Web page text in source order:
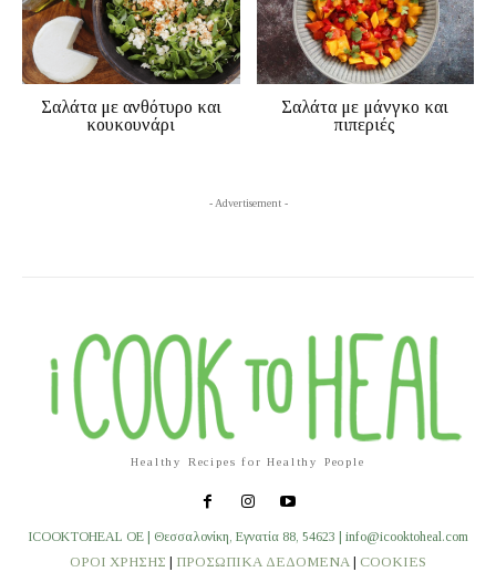
Σαλάτα με ανθότυρο και
κουκουνάρι
Σαλάτα με μάνγκο και
πιπεριές
- Advertisement -
Healthy Recipes for Healthy People
ICOOKTOHEAL OE | Θεσσαλονίκη, Εγνατία 88, 54623 | info@icooktoheal.com
ΟΡΟΙ ΧΡΗΣΗΣ | ΠΡΟΣΩΠΙΚΑ ΔΕΔΟΜΕΝΑ | COOKIES